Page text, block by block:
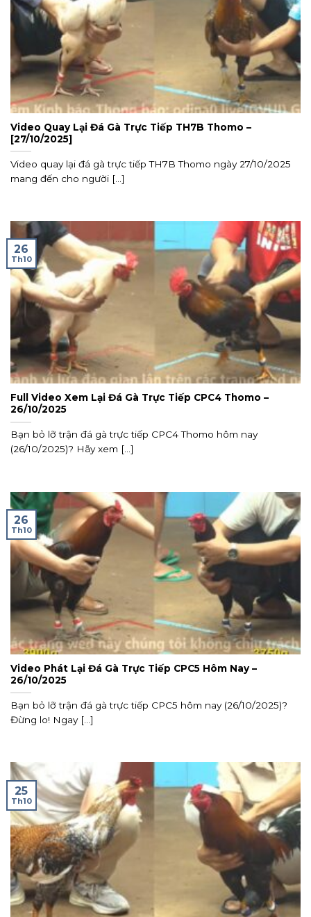
Video Quay Lại Đá Gà Trực Tiếp TH7B Thomo –
[27/10/2025]
Video quay lại đá gà trực tiếp TH7B Thomo ngày 27/10/2025
mang đến cho người [...]
Full Video Xem Lại Đá Gà Trực Tiếp CPC4 Thomo –
26/10/2025
Bạn bỏ lỡ trận đá gà trực tiếp CPC4 Thomo hôm nay
(26/10/2025)? Hãy xem [...]
26
Th10
Video Phát Lại Đá Gà Trực Tiếp CPC5 Hôm Nay –
26/10/2025
Bạn bỏ lỡ trận đá gà trực tiếp CPC5 hôm nay (26/10/2025)?
Đừng lo! Ngay [...]
26
Th10
25
Th10